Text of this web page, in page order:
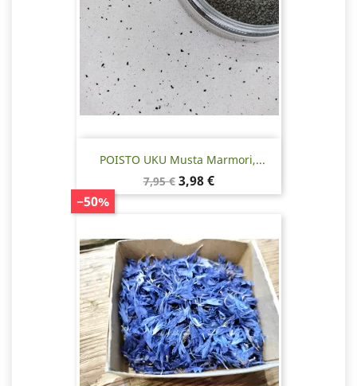
POISTO UKU Musta Marmori,...
Normaalihinta
7,95 €
−50%
Hinta
3,98 €